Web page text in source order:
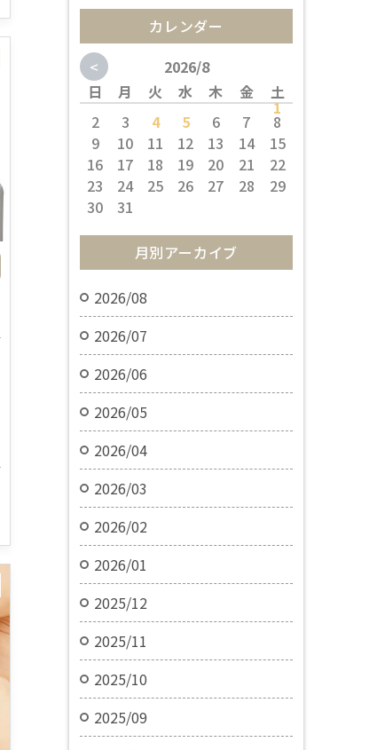
カレンダー
<
2026/8
日
月 火 水 木 金 土
1
2 3 4 5 6 7
8
9
10 11 12 13 14
15
16
17 18 19 20 21
22
23
24 25 26 27 28
29
30
31
月別アーカイブ
2026/08
2026/07
2026/06
2026/05
2026/04
2026/03
2026/02
2026/01
2025/12
2025/11
2025/10
2025/09